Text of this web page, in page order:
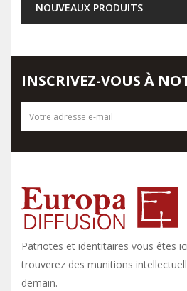
NOUVEAUX PRODUITS
Patriotes et identitaires vous êtes
trouverez des munitions
demain.